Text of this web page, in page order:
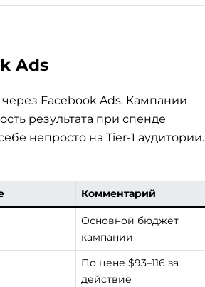
Ads
Facebook Ads. Кампании
результата при спенде
непросто на Tier-1 аудитории.
Комментарий
Основной бюджет
кампании
По цене $93–116 за
действие